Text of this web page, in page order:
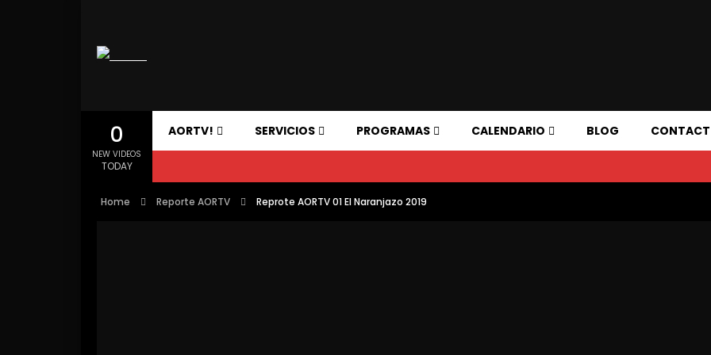
0
NEW VIDEOS
TODAY
AORTV! SERVICIOS PROGRAMAS CALENDARIO BLOG
Home Reporte AORTV Reprote AORTV 01 El Naranjazo 2019